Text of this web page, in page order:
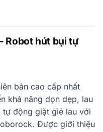
Robot hút bụi tự
bản cao cấp nhất
khả năng dọn dẹp, lau
động giặt giẻ lau với
Được giới thiệu